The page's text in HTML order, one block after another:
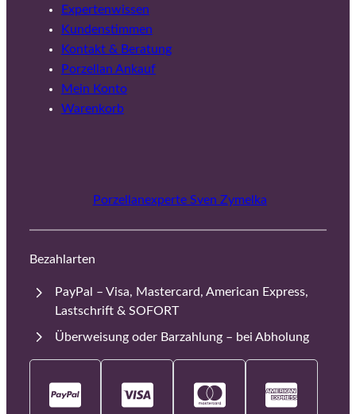
Expertenwissen
Kundenstimmen
Kontakt & Beratung
Porzellan Ankauf
Mein Konto
Warenkorb
Porzellanexperte Sven Zymelka
Bezahlarten
PayPal – Visa, Mastercard, American Express,
Lastschrift & SOFORT
Überweisung oder Barzahlung – bei Abholung